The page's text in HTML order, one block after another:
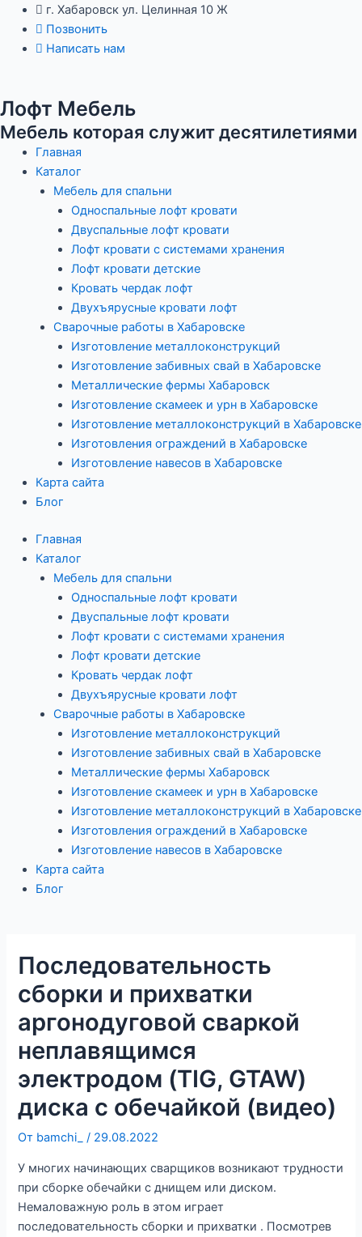
Перейти
содержимому
г. Хабаровск ул. Целинная 10 Ж
Позвонить
Написать нам
Лофт Мебель
Мебель которая служит десятилетиями
Главная
Каталог
Мебель для спальни
Односпальные лофт кровати
Двуспальные лофт кровати
Лофт кровати с системами хранения
Лофт кровати детские
Кровать чердак лофт
Двухъярусные кровати лофт
Сварочные работы в Хабаровске
Изготовление металлоконструкций
Изготовление забивных свай в Хабаровске
Металлические фермы Хабаровск
Изготовление скамеек и урн в Хабаровске
Изготовление металлоконструкций в Хабаровске
Изготовления ограждений в Хабаровске
Изготовление навесов в Хабаровске
Карта сайта
Блог
Главная
Каталог
Мебель для спальни
Односпальные лофт кровати
Двуспальные лофт кровати
Лофт кровати с системами хранения
Лофт кровати детские
Кровать чердак лофт
Двухъярусные кровати лофт
Сварочные работы в Хабаровске
Изготовление металлоконструкций
Изготовление забивных свай в Хабаровске
Металлические фермы Хабаровск
Изготовление скамеек и урн в Хабаровске
Изготовление металлоконструкций в Хабаровске
Изготовления ограждений в Хабаровске
Изготовление навесов в Хабаровске
Карта сайта
Блог
Последовательность
сборки и прихватки
аргонодуговой сваркой
неплавящимся
электродом (TIG, GTAW)
диска с обечайкой (видео)
От bamchi_/ 29.08.2022
У многих начинающих сварщиков возникают трудности
при сборке обечайки с днищем или диском.
Немаловажную роль в этом играет
последовательность сборки и прихватки . Посмотрев
Навигация
записям